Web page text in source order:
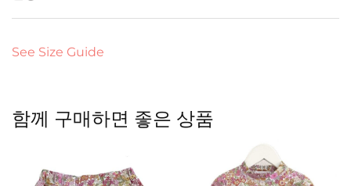
See Size Guide
함께 구매하면 좋은 상품